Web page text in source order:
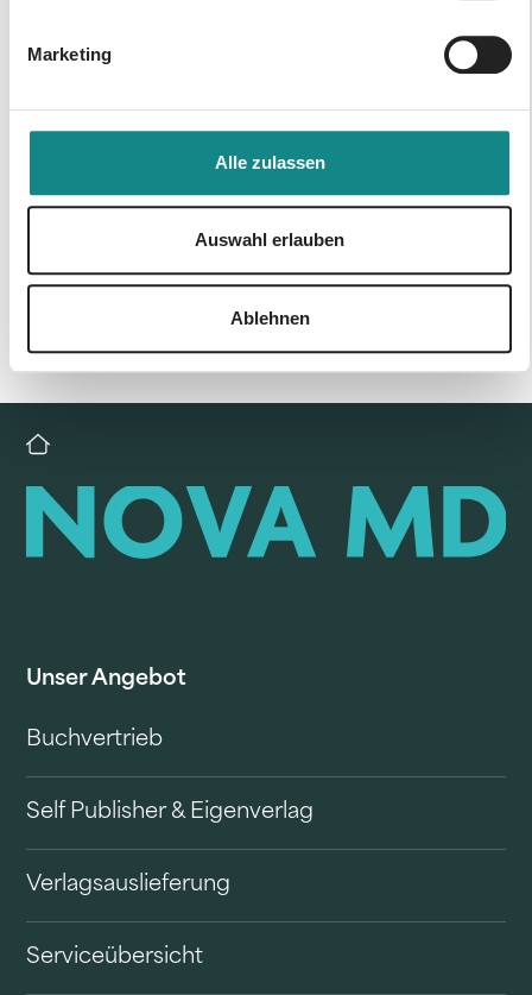
Marketing
Alle zulassen
Auswahl erlauben
Ablehnen
Zur Übersicht
Unser Angebot
Buchvertrieb
Self Publisher & Eigenverlag
Verlagsauslieferung
Serviceübersicht